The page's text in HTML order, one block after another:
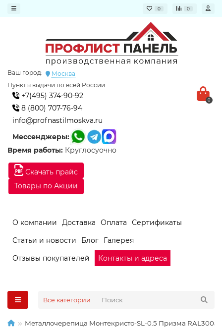
0 0
Скачать прайс
Товары по Акции
Ваш город:
Москва
Пункты выдачи по всей России
+7(495) 374-90-92
8 (800) 707-76-94
info@profnastilmoskva.ru
Мессенджеры:
Время работы: Круглосуочно
0
О компании Доставка Оплата
Сертификаты
Статьи и новости
Блог
Галерея
Отзывы покупателей
Контакты и адреса
Все категории
Металлочерепица Монтекристо-SL-0.5 Призма RAL3005